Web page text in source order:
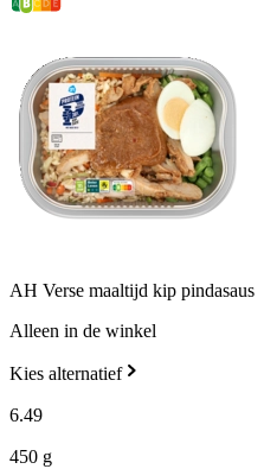
AH Verse maaltijd kip pindasaus
Alleen in de winkel
Kies alternatief
6.49
450 g